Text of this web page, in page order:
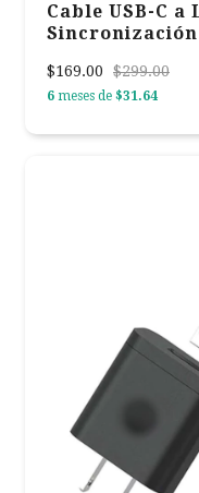
Cable USB-C
Sincronización
$169.00 $299.00
6 meses de $31.64